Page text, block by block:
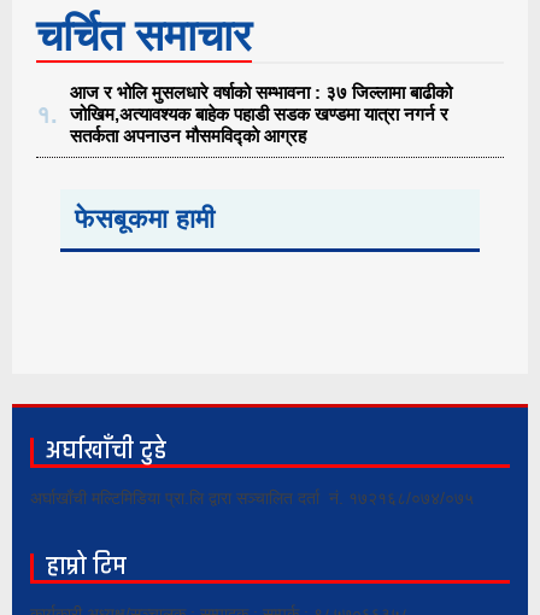
चर्चित समाचार
१.
आज र भोलि मुसलधारे वर्षाको सम्भावना : ३७ जिल्लामा बाढीको
जोखिम,अत्यावश्यक बाहेक पहाडी सडक खण्डमा यात्रा नगर्न र
सतर्कता अपनाउन मौसमविद्काे आग्रह
फेसबूकमा हामी
अर्घाखाँची टुडे
अर्घाखाँची मल्टिमिडिया प्रा.लि द्वारा सञ्चालित दर्ता नं. १७२१६८/०७४/०७५
हाम्रो टिम